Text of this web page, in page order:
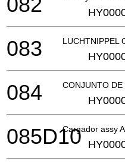
LUCHTNIPPEL
083
CONJUNTO
084
Cargador assy
085D10